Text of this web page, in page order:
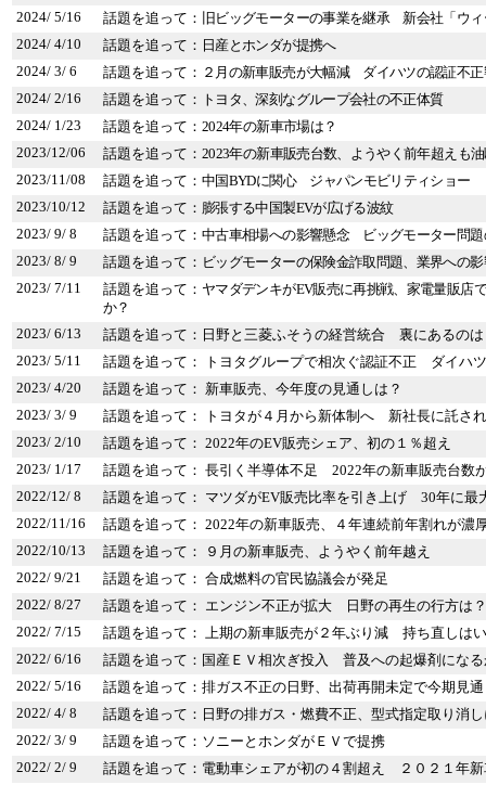
2024/ 5/16
話題を追って：
旧ビッグモーターの事業を継承 新会社「ウ
2024/ 4/10
話題を追って： 日産とホンダが提携へ
2024/ 3/ 6
話題を追って： ２月の新車販売が大幅減 ダイハツの認証不正
2024/ 2/16
話題を追って：
トヨタ、深刻なグループ会社の不正体質
2024/ 1/23
話題を追って： 2024年の新車市場は？
2023/12/06
話題を追って： 2023年の新車販売台数、ようやく前年超えも
2023/11/08
話題を追って： 中国BYDに関心 ジャパンモビリティショー
2023/10/12
話題を追って： 膨張する中国製EVが広げる波紋
2023/ 9/ 8
話題を追って： 中古車相場への影響懸念 ビッグモーター問題
2023/ 8/ 9
話題を追って： ビッグモーターの保険金詐取問題、業界への
2023/ 7/11
話題を追って： ヤマダデンキがEV販売に再挑戦、家電量販店
か？
2023/ 6/13
話題を追って：日野と三菱ふそうの経営統合 裏にあるのは
2023/ 5/11
話題を追って： トヨタグループで相次ぐ認証不正 ダイハ
2023/ 4/20
話題を追って： 新車販売、今年度の見通しは？
2023/ 3/ 9
話題を追って： トヨタが４月から新体制へ 新社長に託さ
2023/ 2/10
話題を追って： 2022年のEV販売シェア、初の１％超え
2023/ 1/17
話題を追って： 長引く半導体不足 2022年の新車販売台数
2022/12/ 8
話題を追って： マツダがEV販売比率を引き上げ 30年に最
2022/11/16
話題を追って： 2022年の新車販売、４年連続前年割れが濃
2022/10/13
話題を追って： ９月の新車販売、ようやく前年越え
2022/ 9/21
話題を追って： 合成燃料の官民協議会が発足
2022/ 8/27
話題を追って： エンジン不正が拡大 日野の再生の行方は？
2022/ 7/15
話題を追って： 上期の新車販売が２年ぶり減 持ち直しは
2022/ 6/16
話題を追って：国産ＥＶ相次ぎ投入 普及への起爆剤になる
2022/ 5/16
話題を追って：排ガス不正の日野、出荷再開未定で今期見
2022/ 4/ 8
話題を追って：日野の排ガス・燃費不正、型式指定取り消
2022/ 3/ 9
話題を追って：ソニーとホンダがＥＶで提携
2022/ 2/ 9
話題を追って：電動車シェアが初の４割超え ２０２１年新